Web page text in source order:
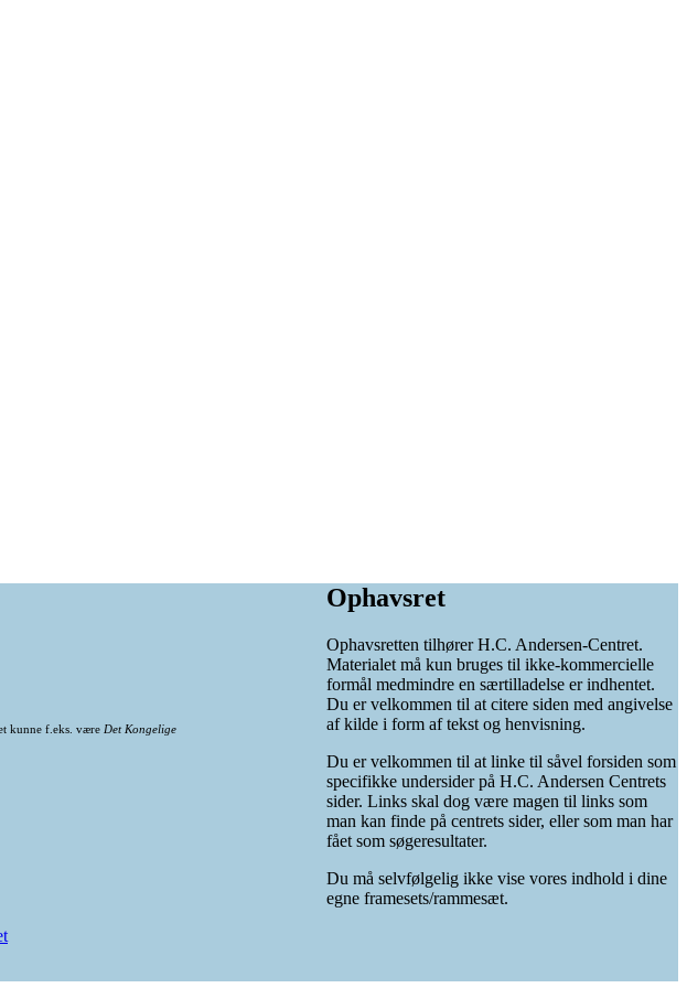
kunne f.eks. være Det Kongelige
Ophavsret
Ophavsretten tilhører H.C. Andersen-Centret.
Materialet må kun bruges til ikke-kommercielle
formål medmindre en særtilladelse er indhentet.
Du er velkommen til at citere siden med angivelse
af kilde i form af tekst og henvisning.
Du er velkommen til at linke til såvel forsiden som
specifikke undersider på H.C. Andersen Centrets
sider. Links skal dog være magen til links som
man kan finde på centrets sider, eller som man har
fået som søgeresultater.
Du må selvfølgelig ikke vise vores indhold i dine
egne framesets/rammesæt.